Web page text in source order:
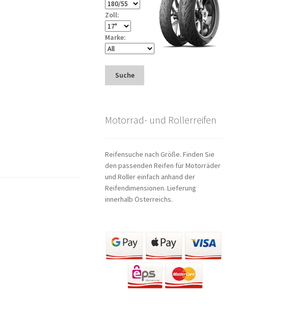
Zoll:
Marke:
Suche
Motorrad- und Rollerreifen
Reifensuche nach Größe. Finden Sie
den passenden Reifen für Motorräder
und Roller einfach anhand der
Reifendimensionen. Lieferung
innerhalb Österreichs.